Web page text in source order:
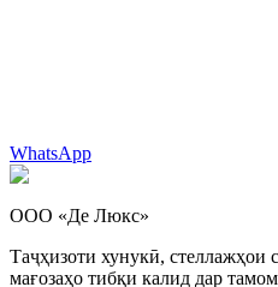
WhatsApp
ООО «Де Люкс»
Таҷҳизоти хунукӣ, стеллажҳои
мағозаҳо тибқи калид дар